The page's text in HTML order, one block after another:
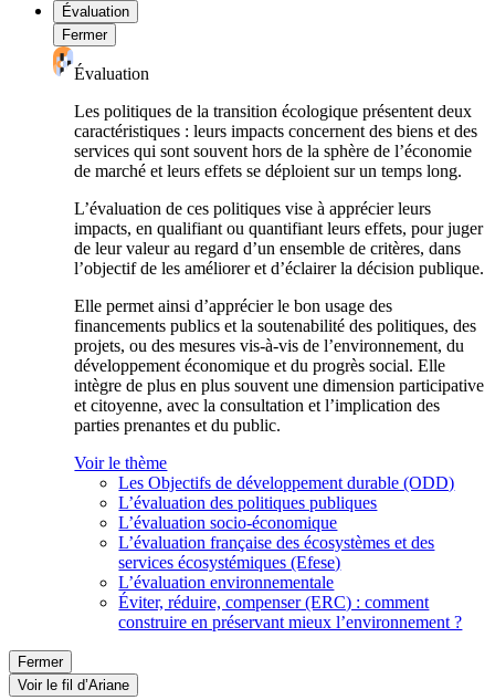
Évaluation
Fermer
Évaluation
Les politiques de la transition écologique présentent deux
caractéristiques : leurs impacts concernent des biens et des
services qui sont souvent hors de la sphère de l’économie
de marché et leurs effets se déploient sur un temps long.
L’évaluation de ces politiques vise à apprécier leurs
impacts, en qualifiant ou quantifiant leurs effets, pour juger
de leur valeur au regard d’un ensemble de critères, dans
l’objectif de les améliorer et d’éclairer la décision publique.
Elle permet ainsi d’apprécier le bon usage des
financements publics et la soutenabilité des politiques, des
projets, ou des mesures vis-à-vis de l’environnement, du
développement économique et du progrès social. Elle
intègre de plus en plus souvent une dimension participative
et citoyenne, avec la consultation et l’implication des
parties prenantes et du public.
Voir le thème
Les Objectifs de développement durable (ODD)
L’évaluation des politiques publiques
L’évaluation socio-économique
L’évaluation française des écosystèmes et des
services écosystémiques (Efese)
L’évaluation environnementale
Éviter, réduire, compenser (ERC) : comment
construire en préservant mieux l’environnement ?
Fermer
Voir le fil d’Ariane